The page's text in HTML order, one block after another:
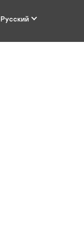
Русский